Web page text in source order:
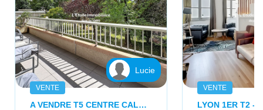
Lucie
VENTE
A VENDRE T5 CENTRE CALUIRE - RESIDENCE STANDING
VENTE